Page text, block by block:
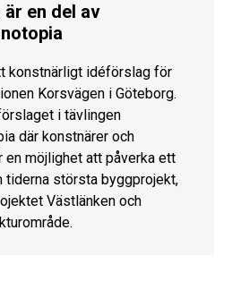
en del av
konstnärligt idéförslag för
Korsvägen i Göteborg.
i tävlingen
där konstnärer och
en möjlighet att påverka ett
tiderna största byggprojekt,
Västlänken och